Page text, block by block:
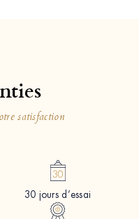
satisfaction
30 jours d’essai